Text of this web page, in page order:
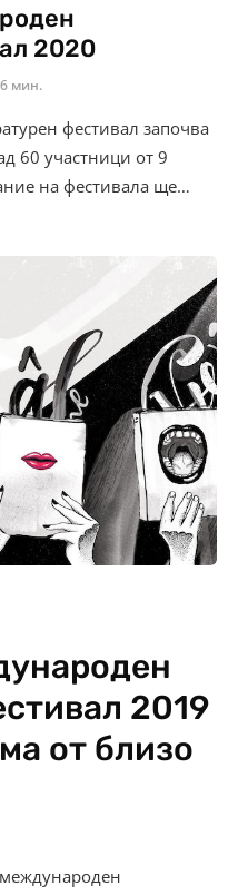
2020
6 мин.
фестивал започва
60 участници от 9
на фестивала ще…
2019
от близо